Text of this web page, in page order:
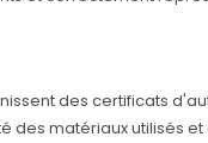
des certificats
des matériaux utilisés